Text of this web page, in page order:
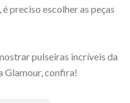
preciso escolher as peças
pulseiras incríveis da
Glamour, confira!